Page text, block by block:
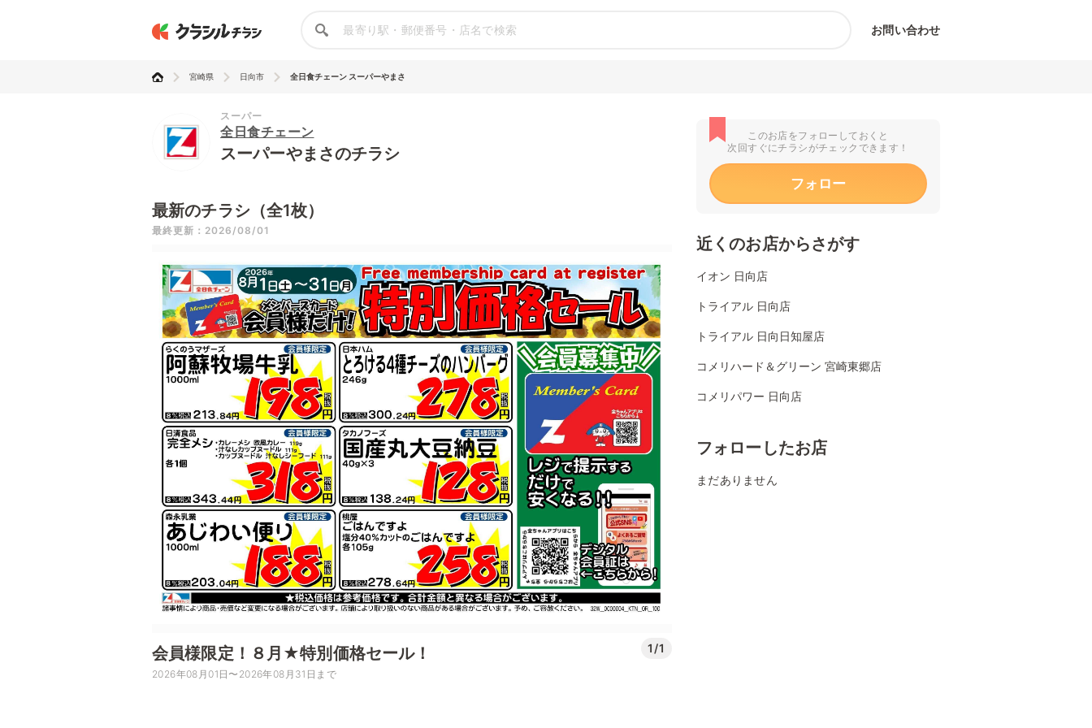
お問い合わせ
宮崎県 日向市 全日食チェーン スーパーやまさ
スーパー
全日食チェーン
スーパーやまさのチラシ
最新のチラシ（全1枚）
最終更新：2026/08/01
会員様限定！８月★特別価格セール！ 1/1
2026年08月01日〜2026年08月31日まで
このお店をフォローしておくと
次回すぐにチラシがチェックできます！
フォロー
近くのお店からさがす
イオン 日向店
トライアル 日向店
トライアル 日向日知屋店
コメリハード＆グリーン 宮崎東郷店
コメリパワー 日向店
フォローしたお店
まだありません